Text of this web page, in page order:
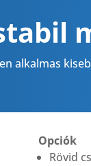
alkalmas
Opciók
Rövid